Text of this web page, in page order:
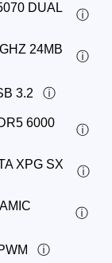
DUAL
24MB
3.2
6000
XPG SX